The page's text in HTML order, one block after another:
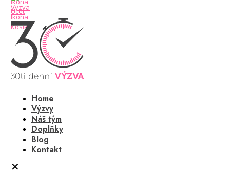
Home
Výzvy
Náš tým
Doplňky
Blog
Kontakt
✕